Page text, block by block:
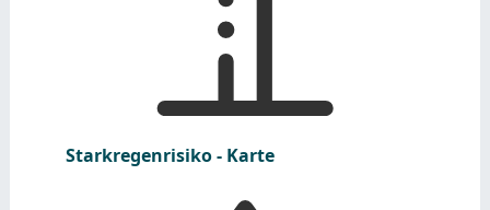
Starkregenrisiko - Karte